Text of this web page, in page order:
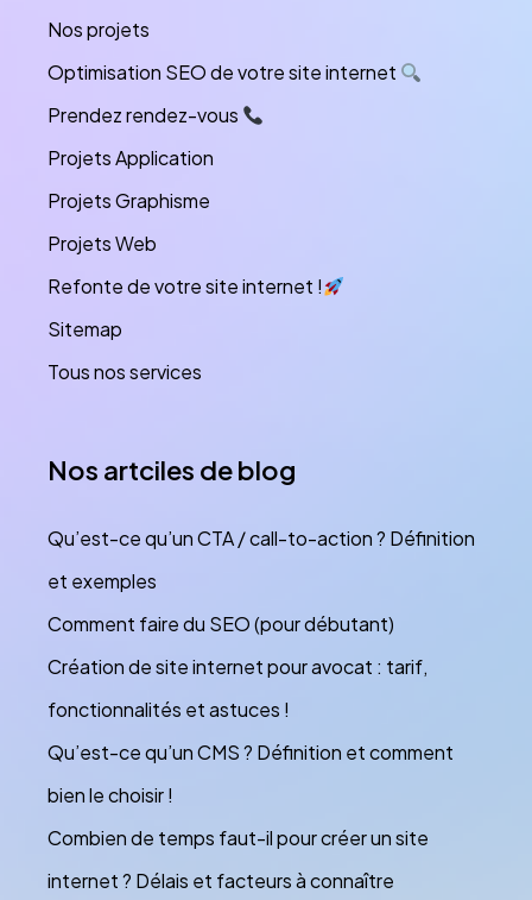
Nos projets
Optimisation SEO de votre site internet
Prendez rendez-vous
Projets Application
Projets Graphisme
Projets Web
Refonte de votre site internet !
Sitemap
Tous nos services
Nos artciles de blog
Qu’est-ce qu’un CTA / call-to-action ? Définition
et exemples
Comment faire du SEO (pour débutant)
Création de site internet pour avocat : tarif,
fonctionnalités et astuces !
Qu’est-ce qu’un CMS ? Définition et comment
bien le choisir !
Combien de temps faut-il pour créer un site
internet ? Délais et facteurs à connaître